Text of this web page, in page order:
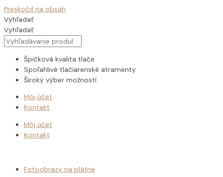
Preskočiť na obsah
Vyhľadať
Vyhľadať
Špičková kvalita tlače
Spoľahlivé tlačiarenské atramenty
Široký výber možností
Môj účet
Kontakt
Môj účet
Kontakt
Fotoobrazy na plátne